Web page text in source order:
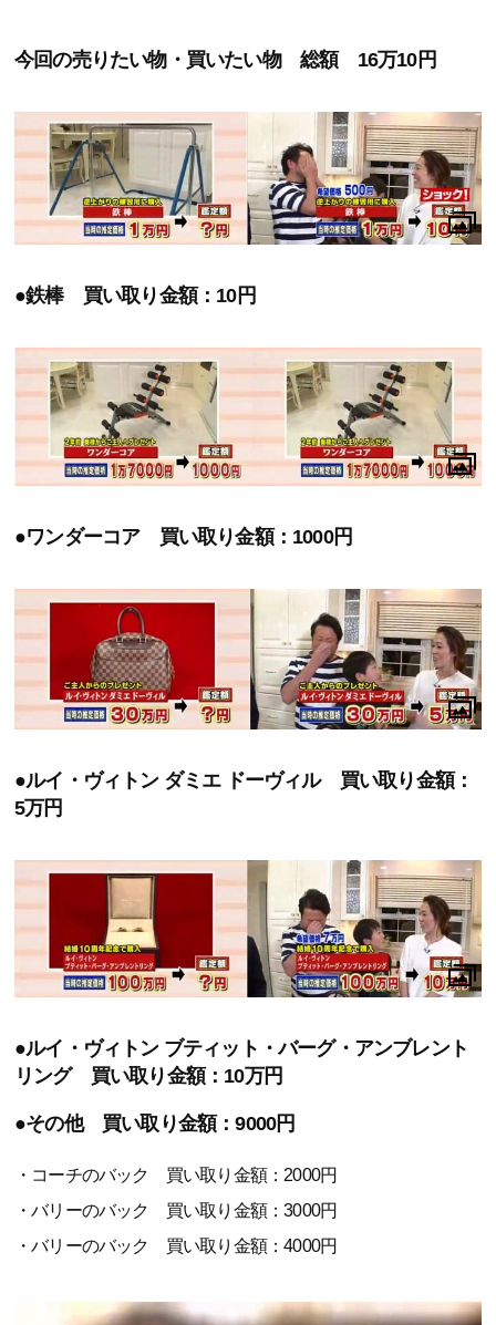
今回の売りたい物・買いたい物 総額 16万10円
●鉄棒 買い取り金額：10円
●ワンダーコア 買い取り金額：1000円
●ルイ・ヴィトン ダミエ ドーヴィル 買い取り金額：
5万円
●ルイ・ヴィトン ブティット・バーグ・アンブレント
リング 買い取り金額：10万円
●その他 買い取り金額：9000円
・コーチのバック 買い取り金額：2000円
・バリーのバック 買い取り金額：3000円
・バリーのバック 買い取り金額：4000円